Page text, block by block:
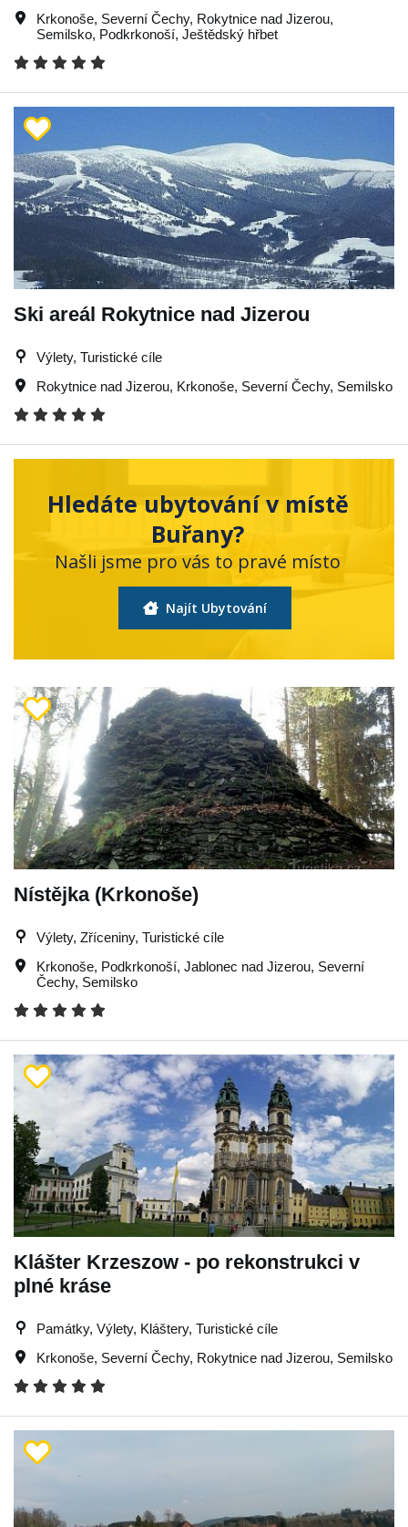
Krkonoše, Severní Čechy, Rokytnice nad Jizerou,
Semilsko, Podkrkonoší, Ještědský hřbet
Ski areál Rokytnice nad Jizerou
Výlety, Turistické cíle
Rokytnice nad Jizerou, Krkonoše, Severní Čechy, Semilsko
Hledáte ubytování v místě
Buřany?
Našli jsme pro vás to pravé místo
Najít Ubytování
Nístějka (Krkonoše)
Výlety, Zříceniny, Turistické cíle
Krkonoše, Podkrkonoší, Jablonec nad Jizerou, Severní
Čechy, Semilsko
Klášter Krzeszow - po rekonstrukci v
plné kráse
Památky, Výlety, Kláštery, Turistické cíle
Krkonoše, Severní Čechy, Rokytnice nad Jizerou, Semilsko